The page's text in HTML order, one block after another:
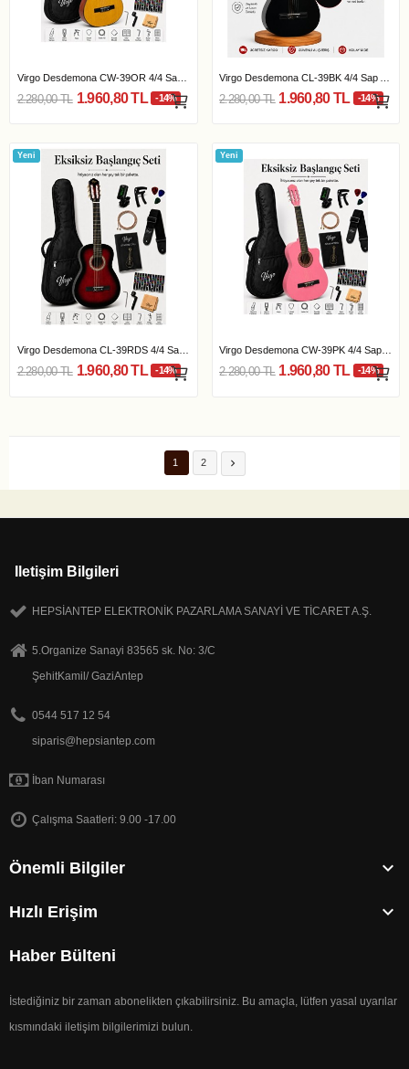
Virgo Desdemona CW-39OR 4/4 Sap Ayarlı Klasik...
2.280,00 TL 1.960,80 TL -14% 2.280,00 TL 1.960,80 TL -14%
Yeni
Virgo Desdemona CL-39RDS 4/4 Sap Ayarlı Klasik...
2.280,00 TL 1.960,80 TL -14%
Yeni
2.280,00 TL 1.960,80 TL -14%
1 2 
Iletişim Bilgileri
HEPSİANTEP ELEKTRONİK PAZARLAMA SANAYİ VE TİCARET A.Ş.
5.Organize Sanayi 83565 sk. No: 3/C
ŞehitKamil/ GaziAntep
0544 517 12 54
siparis@hepsiantep.com
İban Numarası
Çalışma Saatleri: 9.00 -17.00
Önemli Bilgiler 
Hızlı Erişim 
Haber Bülteni
İstediğiniz bir zaman abonelikten çıkabilirsiniz. Bu amaçla, lütfen yasal uyarılar
kısmındaki iletişim bilgilerimizi bulun.